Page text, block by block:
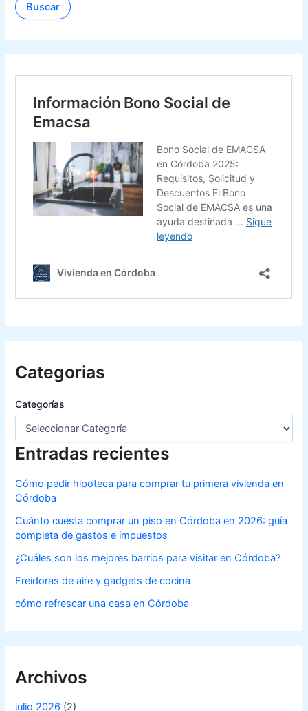
Buscar
Categorias
Categorías
Entradas recientes
Cómo pedir hipoteca para comprar tu primera vivienda en
Córdoba
Cuánto cuesta comprar un piso en Córdoba en 2026: guía
completa de gastos e impuestos
¿Cuáles son los mejores barrios para visitar en Córdoba?
Freidoras de aire y gadgets de cocina
cómo refrescar una casa en Córdoba
Archivos
julio 2026 (2)